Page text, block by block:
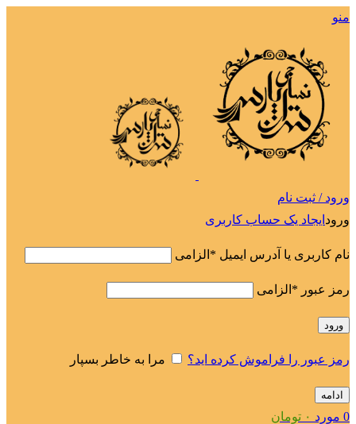
منو
ورود / ثبت نام
ورود ایجاد یک حساب کاربری
نام کاربری یا آدرس ایمیل * الزامی
رمز عبور * الزامی
ورود
رمز عبور را فراموش کرده اید؟ مرا به خاطر بسپار
ادامه
0 مورد ۰ تومان